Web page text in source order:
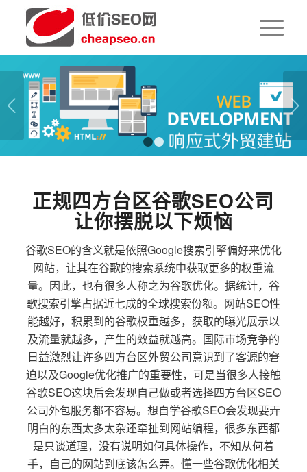
下一页
1 2
正规四方台区谷歌SEO公司
让你摆脱以下烦恼
谷歌SEO的含义就是依照Google搜索引擎偏好来优化
网站，让其在谷歌的搜索系统中获取更多的权重流
量。因此，也有很多人称之为谷歌优化。据统计，谷
歌搜索引擎占据近七成的全球搜索份额。网站SEO性
能越好，积累到的谷歌权重越多，获取的曝光展示以
及流量就越多，产生的效益就越高。国际市场竞争的
日益激烈让许多四方台区外贸公司意识到了客源的窘
迫以及Google优化推广的重要性，可是当很多人接触
谷歌SEO这块后会发现自己做或者选择四方台区SEO
公司外包服务都不容易。想自学谷歌SEO会发现要弄
明白的东西太多太杂还牵扯到网站编程，很多东西都
是只谈道理，没有说明如何具体操作，不知从何着
手，自己的网站到底该怎么弄。懂一些谷歌优化相关